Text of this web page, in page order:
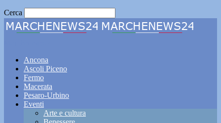
Cerca
Ancona
Ascoli Piceno
Fermo
Macerata
Pesaro-Urbino
Eventi
Arte e cultura